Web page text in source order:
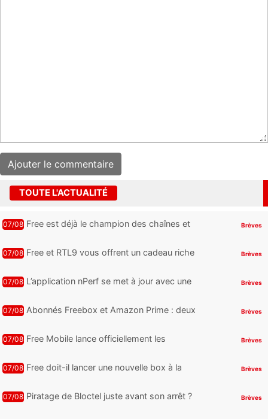
TOUTE L'ACTUALITÉ
07/08 Free est déjà le champion des chaînes et
Brèves
07/08 Free et RTL9 vous offrent un cadeau riche
Brèves
07/08 L’application nPerf se met à jour avec une
Brèves
07/08 Abonnés Freebox et Amazon Prime : deux
Brèves
07/08 Free Mobile lance officiellement les
cadeaux
Brèves
07/08 Free doit-il lancer une nouvelle box à la
Brèves
07/08 Piratage de Bloctel juste avant son arrêt ?
Brèves